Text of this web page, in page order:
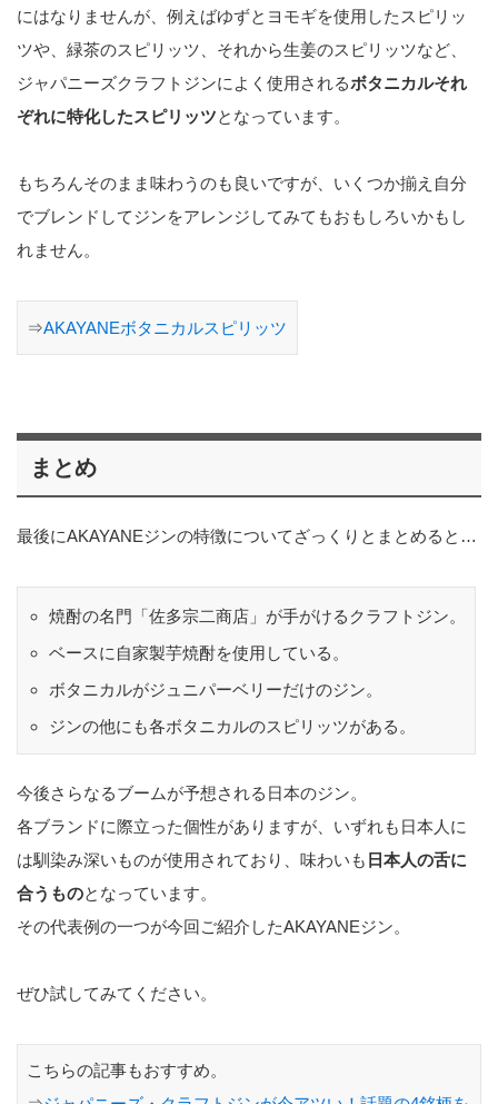
にはなりませんが、例えばゆずとヨモギを使用したスピリッ
ツや、緑茶のスピリッツ、それから生姜のスピリッツなど、
ジャパニーズクラフトジンによく使用されるボタニカルそれ
ぞれに特化したスピリッツとなっています。
もちろんそのまま味わうのも良いですが、いくつか揃え自分
でブレンドしてジンをアレンジしてみてもおもしろいかもし
れません。
⇒AKAYANEボタニカルスピリッツ
まとめ
最後にAKAYANEジンの特徴についてざっくりとまとめると…
焼酎の名門「佐多宗二商店」が手がけるクラフトジン。
ベースに自家製芋焼酎を使用している。
ボタニカルがジュニパーベリーだけのジン。
ジンの他にも各ボタニカルのスピリッツがある。
今後さらなるブームが予想される日本のジン。
各ブランドに際立った個性がありますが、いずれも日本人に
は馴染み深いものが使用されており、味わいも 日本人の舌に
合うものとなっています。
その代表例の一つが今回ご紹介したAKAYANEジン。
ぜひ試してみてください。
こちらの記事もおすすめ。